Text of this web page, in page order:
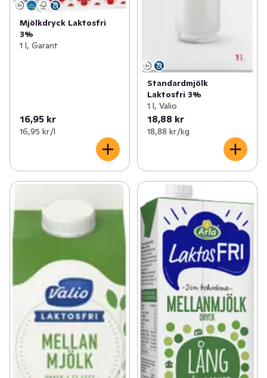
Mjölkdryck Laktosfri
3%
1 l, Garant
16,95 kr
16,95 kr /l
Standardmjölk
Laktosfri 3%
1 l, Valio
18,88 kr
18,88 kr /kg